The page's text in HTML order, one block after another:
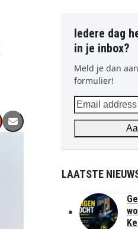
Iedere dag
in je inbox?
Meld je dan
formulier!
Email
address
LAATSTE